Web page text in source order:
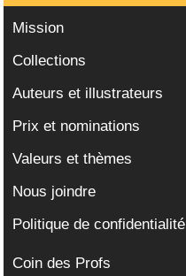
Mission
Collections
Auteurs et illustrateurs
Prix et nominations
Valeurs et thèmes
Nous joindre
Politique de confidentialité
Coin des Profs